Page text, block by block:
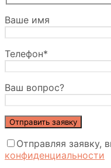
Ваше имя
Телефон*
Ваш вопрос?
Отправляя заявку,
конфиденциальности